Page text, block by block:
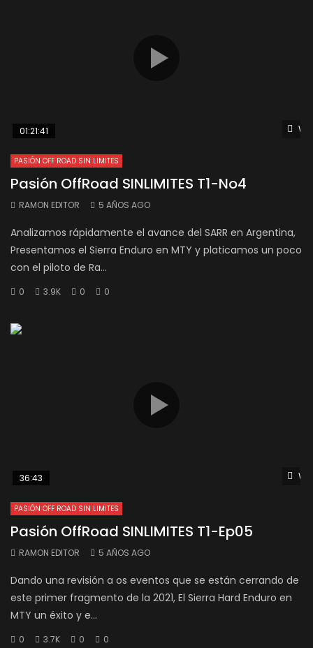
01:21:41
PASIÓN OFF ROAD SIN LIMITES
Pasión OffRoad SINLIMITES T1-No4
RAMON EDITOR 5 AÑOS AGO
Analizamos rápidamente el avance del SARR en Argentina,
Presentamos el Sierra Enduro en MTY y platicamos un poco
con el piloto de Ra...
0 3.9K 0 0
36:43
PASIÓN OFF ROAD SIN LIMITES
Pasión OffRoad SINLIMITES T1-Ep05
RAMON EDITOR 5 AÑOS AGO
Dando una revisión a os eventos que se están cerrando de
este primer fragmento de la 2021, El Sierra Hard Enduro en
MTY un éxito y e...
0 3.7K 0 0